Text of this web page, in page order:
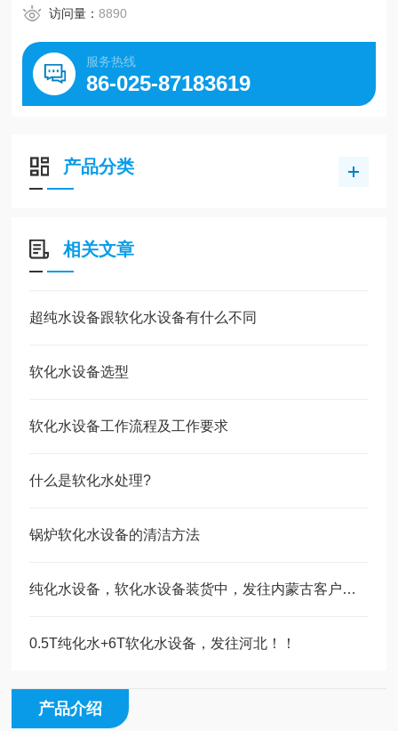
访问量：8890
服务热线
86-025-87183619
产品分类
相关文章
超纯水设备跟软化水设备有什么不同
软化水设备选型
软化水设备工作流程及工作要求
什么是软化水处理?
锅炉软化水设备的清洁方法
纯化水设备，软化水设备装货中，发往内蒙古客户！！！
0.5T纯化水+6T软化水设备，发往河北！！
产品介绍